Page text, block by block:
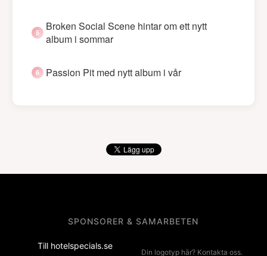
Broken Social Scene hintar om ett nytt
album i sommar
Passion Pit med nytt album i vår
SPONSORER & SAMARBETEN
Till hotelspecials.se
Din logotyp här? Kontakta oss.